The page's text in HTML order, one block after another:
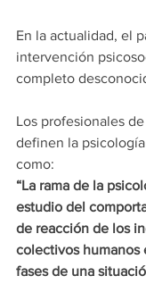
En la actualidad, el
intervención
completo
Los profesionales
definen la
como:
“La rama de la
estudio del
de reacción de los
colectivos humanos
fases de una